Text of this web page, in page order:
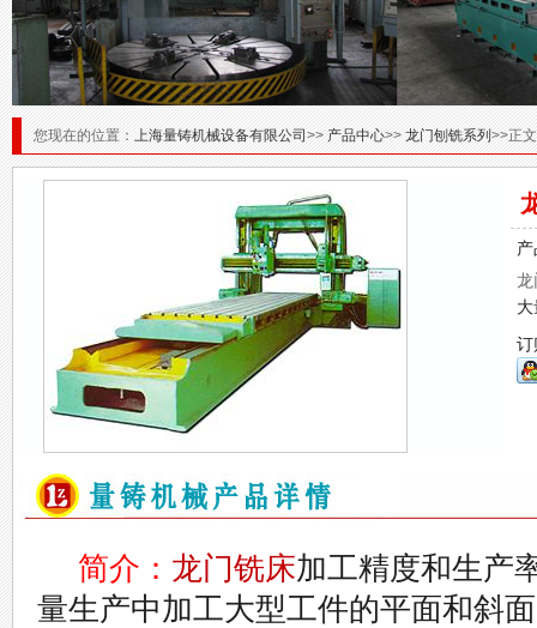
您现在的位置： 上海量铸机械设备有限公司>>产品中心>>龙门刨铣系列 >>正
龙
订
简介： 龙门铣床加工精度和生产
量生产中加工大型工件的平面和斜